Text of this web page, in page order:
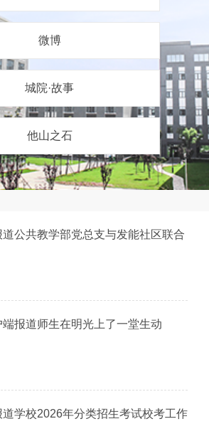
微博
城院·故事
他山之石
道公共教学部党总支与发能社区联合
端报道师生在明光上了一堂生动
道学校2026年分类招生考试校考工作